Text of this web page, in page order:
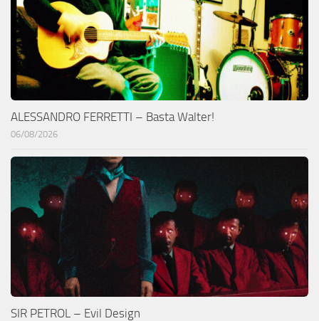
ALESSANDRO FERRETTI – Basta Walter!
06/08/2026
SIR PETROL – Evil Design